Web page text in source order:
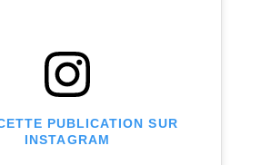
PUBLICATION SUR
INSTAGRAM